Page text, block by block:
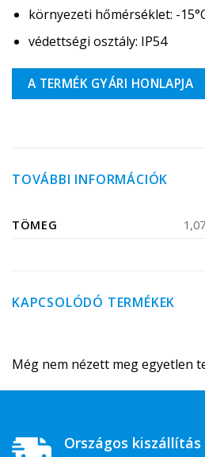
környezeti hőmérséklet: -
védettségi osztály: IP54
A TERMÉK GYÁRI HONLAPJA
TOVÁBBI INFORMÁCIÓK
TÖMEG
KAPCSOLÓDÓ TERMÉKEK
Még nem nézett meg egyetlen
Országos kiszállítás